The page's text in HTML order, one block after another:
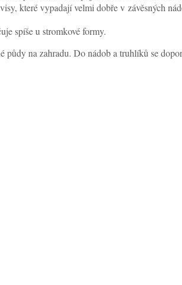
které vypadají velmi dobře v závěsných
spíše u stromkové formy.
na zahradu. Do nádob a truhlíků se